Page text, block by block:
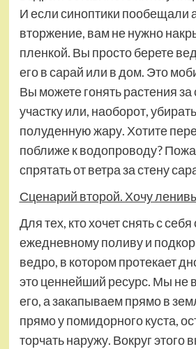
И если синоптики пообещали
вторжение, вам не нужно
пленкой. Вы просто берете
его в сарай или в дом. Это
Вы можете гонять растения
участку или, наоборот,
полуденную жару. Хотите
поближе к водопроводу?
спрятать от ветра за стену
Сценарий второй. Хочу
Для тех, кто хочет снять с
ежедневному поливу и
ведро, в котором протекает
это ценнейший ресурс. Мы не
его, а закапываем прямо в
прямо у помидорного куста,
торчать наружу. Вокруг этого